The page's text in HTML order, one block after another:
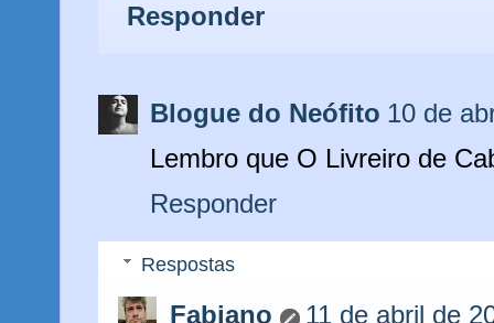
Responder
Blogue do Neófito 10 de
Lembro que O Livreiro de
Responder
Respostas
Fabiano
11 de abril de